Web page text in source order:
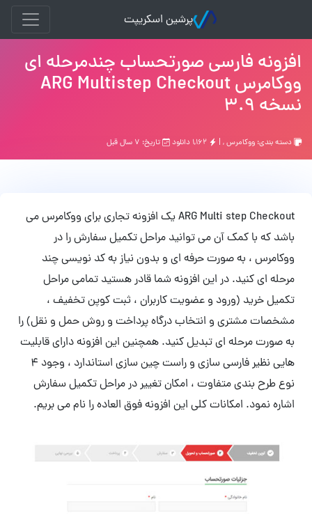
پرشین اسکریپت
افزونه فارسی صورتحساب چندمرحله ای
ووکامرس ARG Multistep Checkout
نسخه 3.9
دسته بندی: ووکامرس, | تاریخ: ۷ سال قبل
ARG Multi step Checkout یک افزونه تجاری برای ووکامرس می
باشد که با کمک آن می توانید مراحل تکمیل سفارش را در
ووکامرس ، به صورت حرفه ای و بدون نیاز به کد نویسی چند
مرحله ای کنید. در این افزونه شما قادر هستید تمامی مراحل
تکمیل خرید (ورود و عضویت کاربران ، ثبت کوپن تخفیف ،
مشخصات مشتری و انتخاب درگاه پرداخت و روش حمل و نقل) را
به صورت مرحله ای تبدیل کنید. همچنین این افزونه دارای قابلیت
هایی نظیر فارسی سازی و راست چین سازی استاندارد ، وجود 4
نوع طرح بندی متفاوت ، امکان تغییر در مراحل تکمیل سفارش
اشاره نمود. امکانات کلی این افزونه فوق العاده را نام می بریم.